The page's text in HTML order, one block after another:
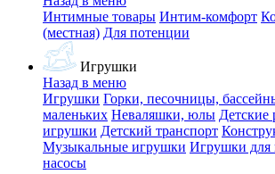
Интимные товары Интим-комфорт
(местная) Для потенции
Игрушки
Назад в меню
Игрушки Горки, песочницы,
маленьких Неваляшки, юлы Детские
игрушки Детский транспорт
Музыкальные игрушки Игрушки для
насосы